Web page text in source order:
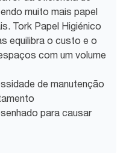
muito mais papel
Tork Papel Higiénico
equilibra o custo e o
com um volume
de manutenção
para causar